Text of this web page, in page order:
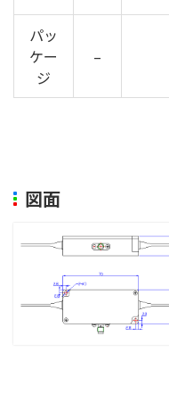
パッ
ケー
ジ
–
図面